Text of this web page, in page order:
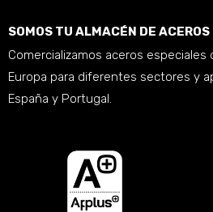
SOMOS TU ALMACÉN DE
Comercializamos aceros especiales
Europa para diferentes sectores y
España y Portugal.